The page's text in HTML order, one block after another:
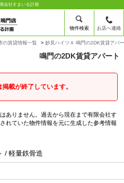
物件検索 お店へ連絡
会社すまいる計画
の賃貸情報一覧 妙見ハイツＡ 鳴門の2DK賃貸アパ
鳴門の2DK賃貸アパート
載が終了しています。
ありません。過去から現在まで有限会社す
れていた物件情報を元に生成した参考情報
/ 軽量鉄骨造